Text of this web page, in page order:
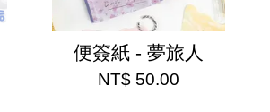
便簽紙 - 夢旅人
NT$ 50.00